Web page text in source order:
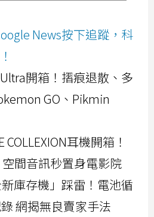
News按下追蹤，科
開箱！摺痕退散、多
GO、Pikmin
耳機開箱！
間音訊秒置身電影院
庫存機」踩雷！電池循
網揭無良賣家手法